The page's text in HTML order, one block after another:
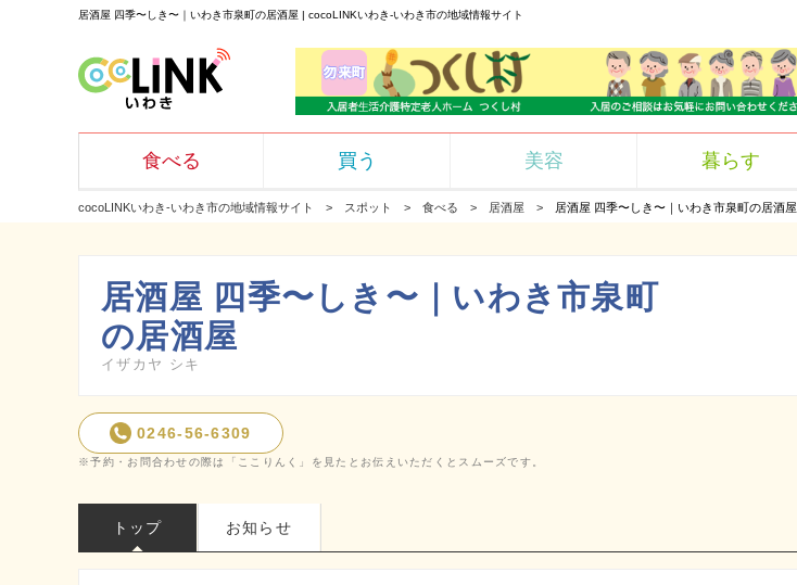
居酒屋 四季〜しき〜｜いわき市泉町の居酒屋 | cocoLINKいわき-いわき市の地域情報サイト
食べる 買う 美容 暮らす
cocoLINKいわき-いわき市の地域情報サイト スポット 食べる 居酒屋 居酒屋 四季〜しき〜｜いわき市泉町の居酒屋
居酒屋 四季〜しき〜｜いわき市泉町
の居酒屋
イザカヤ シキ
0246-56-6309
※予約・お問合わせの際は「ここりんく」を見たとお伝えいただくとスムーズです。
トップ お知らせ